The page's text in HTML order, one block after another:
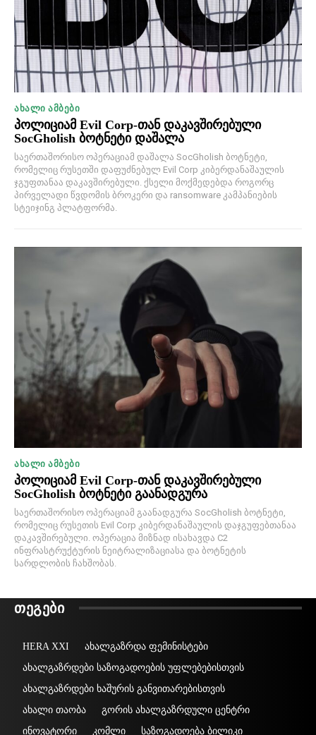
ᲐᲮᲐᲚᲘ ᲐᲛᲑᲔᲑᲘ
პოლიციამ Evil Corp-თან დაკავშირებული
SocGholish ბოტნეტი დაშალა
საერთაშორისო ოპერაციამ დაშალა SocGholish ბოტნეტი,
რომელიც რუსეთში დაფუძნებულ Evil Corp კიბერდანაშაულის
ჯგუფთანაა დაკავშირებული. ქსელი მოქმედებდა როგორც
პირველადი წვდომის ბროკერი და ransomware კამპანიების
სტეიჯინგ პლატფორმა.
ᲐᲮᲐᲚᲘ ᲐᲛᲑᲔᲑᲘ
პოლიციამ Evil Corp-თან დაკავშირებული
SocGholish ბოტნეტი გაანადგურა
საერთაშორისო ოპერაციამ გაანადგურა SocGholish ბოტნეტი,
რომელიც რუსეთის Evil Corp კიბერდანაშაულის დაჯგუფებთანაა
დაკავშირებული. ოპერაცია მიზნად ისახავდა C2
ინფრასტრუქტურის ნეიტრალიზაციასა და ბოტნეტის
სარდლობის ჩახშობას.
ᲗᲔᲒᲔᲑᲘ
HERA XXI
ახალგაზრდა ფემინისტები
ახალგაზრდები საზოგადოების უფლებებისთვის
ახალგაზრდები ხაშურის განვითარებისთვის
ახალი თაობა
გორის ახალგაზრდული ცენტრი
ინოვატორი
კომლი საზოგადოება ბილიკი